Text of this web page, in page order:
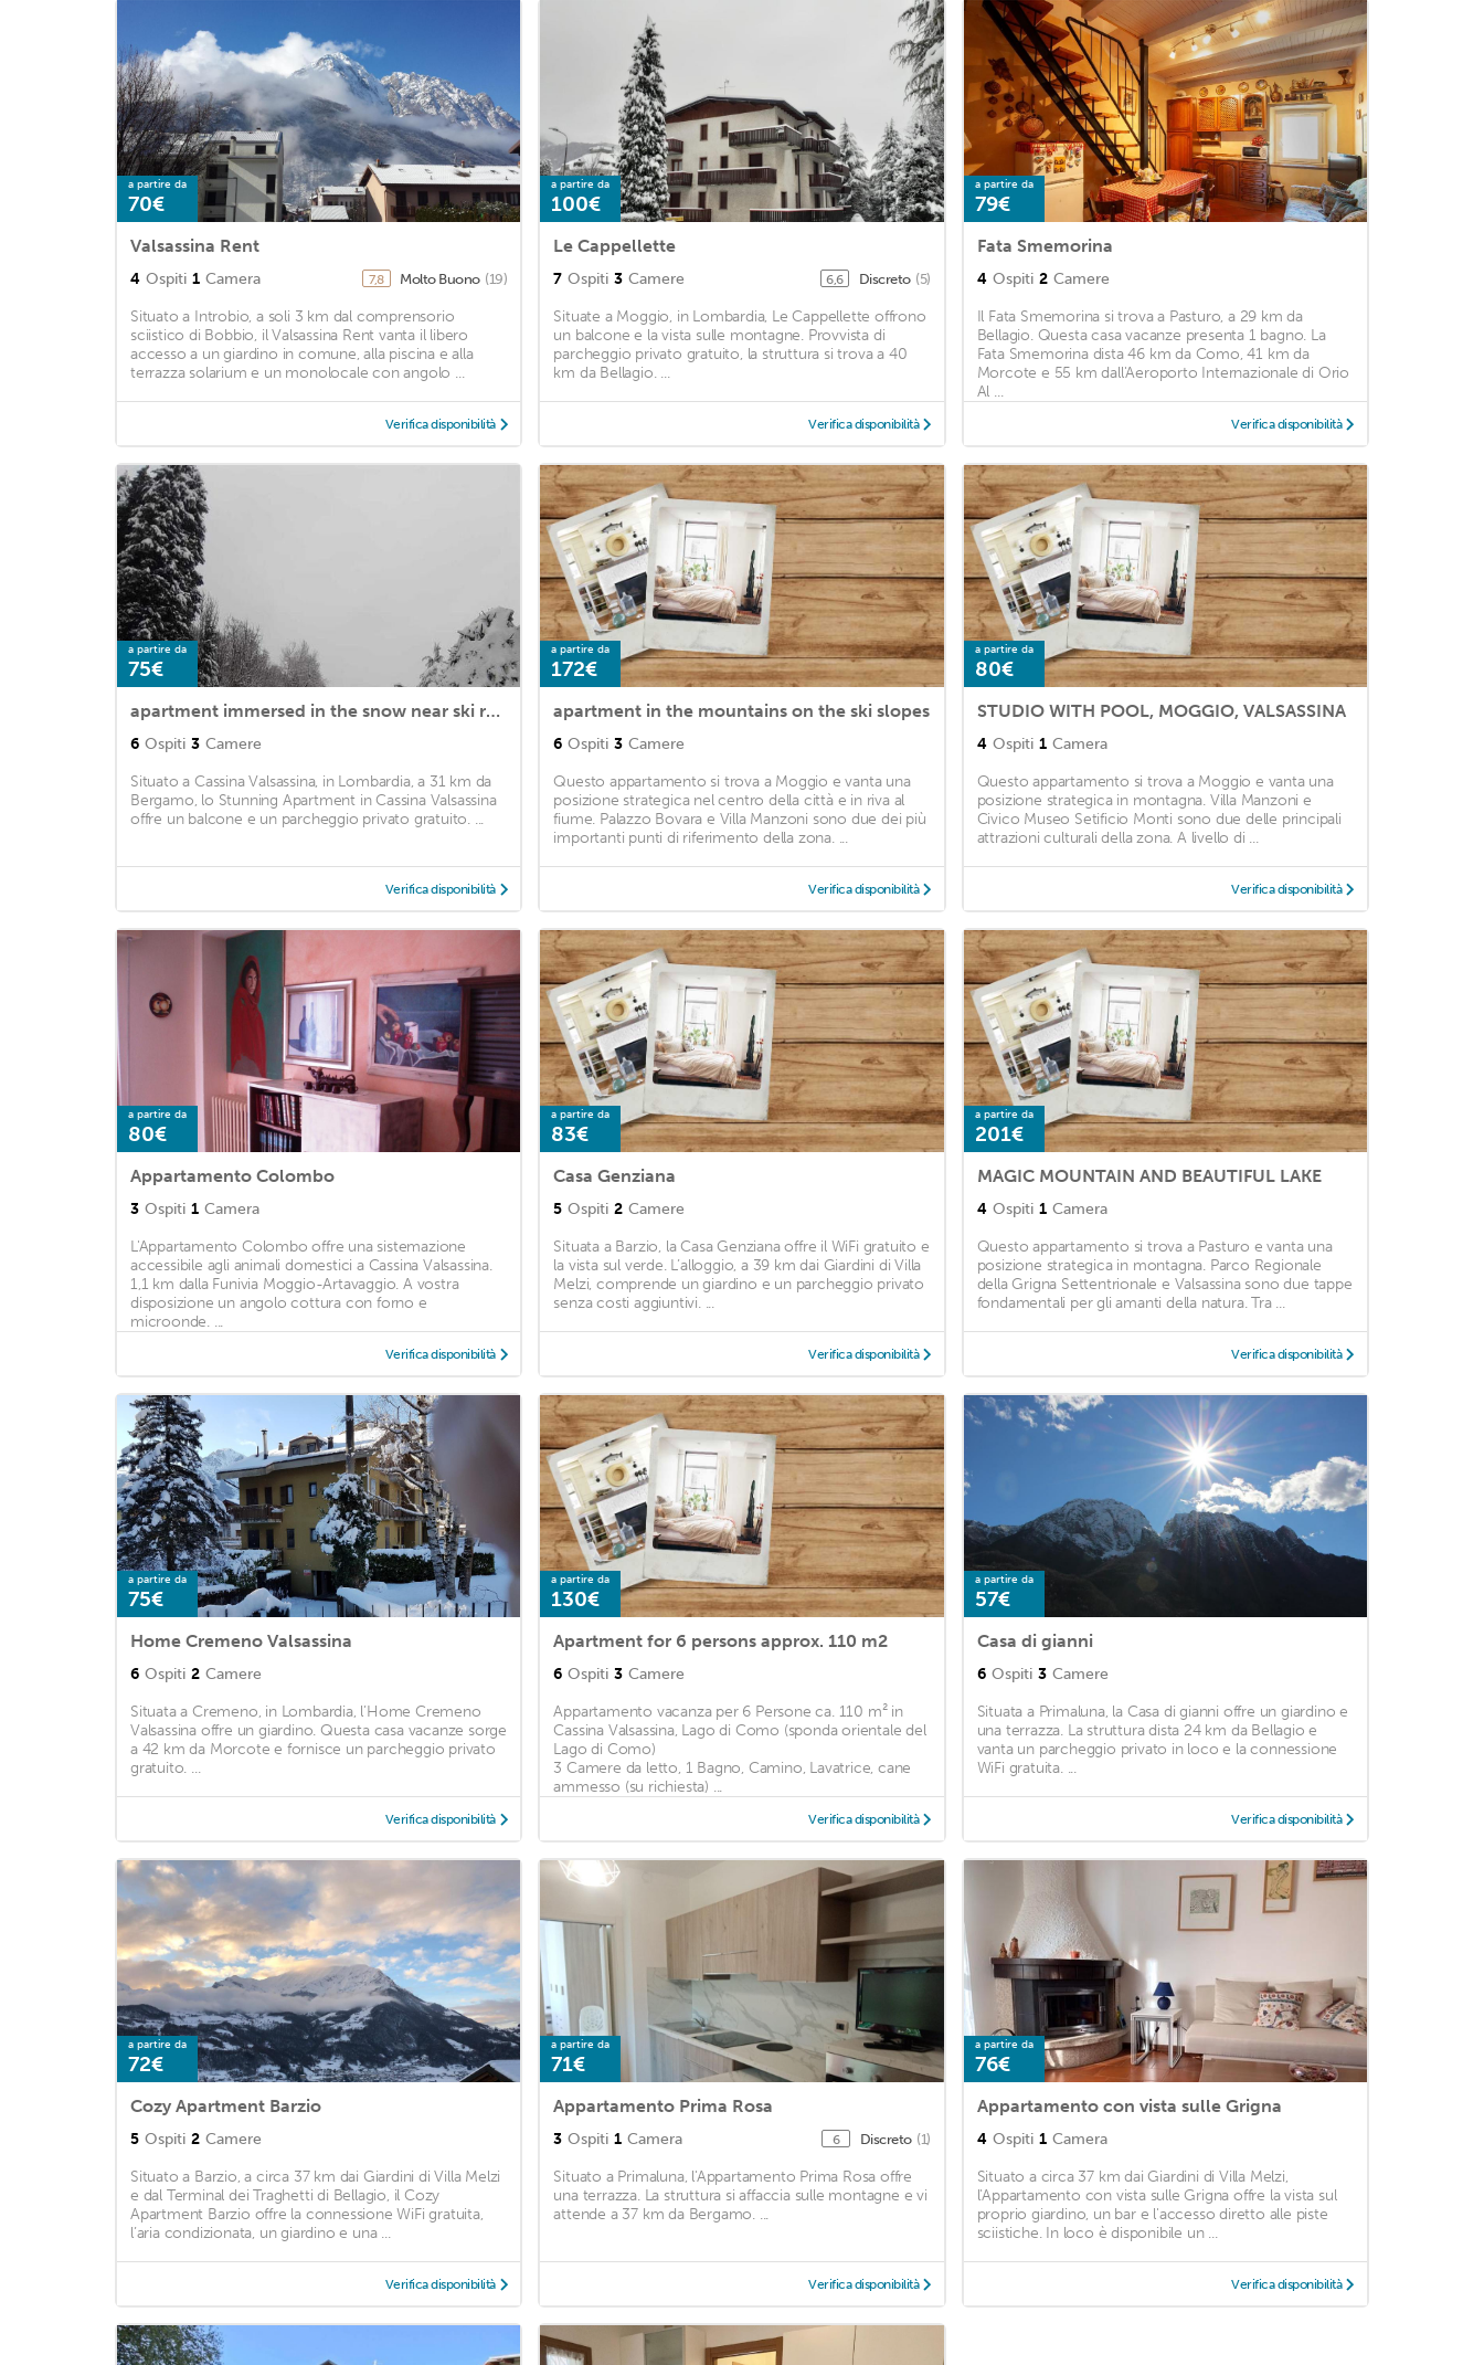
a partire da
70€
Valsassina Rent
4 Ospiti 1 Camera 7,8 Molto Buono (19)
Situato a Introbio, a soli 3 km dal comprensorio
sciistico di Bobbio, il Valsassina Rent vanta il libero
accesso a un giardino in comune, alla piscina e alla
terrazza solarium e un monolocale con angolo ...
Verifica disponibilità
a partire da
100€
Le Cappellette
7 Ospiti 3 Camere 6,6 Discreto (5)
Situate a Moggio, in Lombardia, Le Cappellette offrono
un balcone e la vista sulle montagne. Provvista di
parcheggio privato gratuito, la struttura si trova a 40
km da Bellagio. ...
Verifica disponibilità
a partire da
79€
Fata Smemorina
4 Ospiti 2 Camere
Il Fata Smemorina si trova a Pasturo, a 29 km da
Bellagio. Questa casa vacanze presenta 1 bagno. La
Fata Smemorina dista 46 km da Como, 41 km da
Morcote e 55 km dall'Aeroporto Internazionale di Orio
Al ...
Verifica disponibilità
a partire da
75€
apartment immersed in the snow near ski resorts
6 Ospiti 3 Camere
Situato a Cassina Valsassina, in Lombardia, a 31 km da
Bergamo, lo Stunning Apartment in Cassina Valsassina
offre un balcone e un parcheggio privato gratuito. ...
Verifica disponibilità
a partire da
172€
apartment in the mountains on the ski slopes
6 Ospiti 3 Camere
Questo appartamento si trova a Moggio e vanta una
posizione strategica nel centro della città e in riva al
fiume. Palazzo Bovara e Villa Manzoni sono due dei più
importanti punti di riferimento della zona. ...
Verifica disponibilità
a partire da
80€
STUDIO WITH POOL, MOGGIO, VALSASSINA
4 Ospiti 1 Camera
Questo appartamento si trova a Moggio e vanta una
posizione strategica in montagna. Villa Manzoni e
Civico Museo Setificio Monti sono due delle principali
attrazioni culturali della zona. A livello di ...
Verifica disponibilità
a partire da
80€
Appartamento Colombo
3 Ospiti 1 Camera
L'Appartamento Colombo offre una sistemazione
accessibile agli animali domestici a Cassina Valsassina.
1,1 km dalla Funivia Moggio-Artavaggio. A vostra
disposizione un angolo cottura con forno e
microonde. ...
Verifica disponibilità
a partire da
83€
Casa Genziana
5 Ospiti 2 Camere
Situata a Barzio, la Casa Genziana offre il WiFi gratuito e
la vista sul verde. L’alloggio, a 39 km dai Giardini di Villa
Melzi, comprende un giardino e un parcheggio privato
senza costi aggiuntivi. ...
Verifica disponibilità
a partire da
201€
MAGIC MOUNTAIN AND BEAUTIFUL LAKE
4 Ospiti 1 Camera
Questo appartamento si trova a Pasturo e vanta una
posizione strategica in montagna. Parco Regionale
della Grigna Settentrionale e Valsassina sono due tappe
fondamentali per gli amanti della natura. Tra ...
Verifica disponibilità
a partire da
75€
Home Cremeno Valsassina
6 Ospiti 2 Camere
Situata a Cremeno, in Lombardia, l’Home Cremeno
Valsassina offre un giardino. Questa casa vacanze sorge
a 42 km da Morcote e fornisce un parcheggio privato
gratuito. ...
Verifica disponibilità
a partire da
130€
Apartment for 6 persons approx. 110 m2
6 Ospiti 3 Camere
Appartamento vacanza per 6 Persone ca. 110 m² in
Cassina Valsassina, Lago di Como (sponda orientale del
Lago di Como)
3 Camere da letto, 1 Bagno, Camino, Lavatrice, cane
ammesso (su richiesta) ...
Verifica disponibilità
a partire da
57€
Casa di gianni
6 Ospiti 3 Camere
Situata a Primaluna, la Casa di gianni offre un giardino e
una terrazza. La struttura dista 24 km da Bellagio e
vanta un parcheggio privato in loco e la connessione
WiFi gratuita. ...
Verifica disponibilità
a partire da
72€
Cozy Apartment Barzio
5 Ospiti 2 Camere
Situato a Barzio, a circa 37 km dai Giardini di Villa Melzi
e dal Terminal dei Traghetti di Bellagio, il Cozy
Apartment Barzio offre la connessione WiFi gratuita,
l’aria condizionata, un giardino e una ...
Verifica disponibilità
a partire da
71€
Appartamento Prima Rosa
3 Ospiti 1 Camera 6 Discreto (1)
Situato a Primaluna, l'Appartamento Prima Rosa offre
una terrazza. La struttura si affaccia sulle montagne e vi
attende a 37 km da Bergamo. ...
Verifica disponibilità
a partire da
76€
Appartamento con vista sulle Grigna
4 Ospiti 1 Camera
Situato a circa 37 km dai Giardini di Villa Melzi,
l'Appartamento con vista sulle Grigna offre la vista sul
proprio giardino, un bar e l'accesso diretto alle piste
sciistiche. In loco è disponibile un ...
Verifica disponibilità